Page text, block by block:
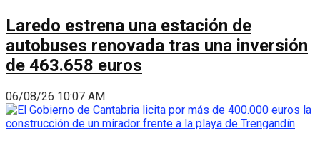
Laredo estrena una estación de
autobuses renovada tras una inversión
de 463.658 euros
06/08/26 10:07 AM